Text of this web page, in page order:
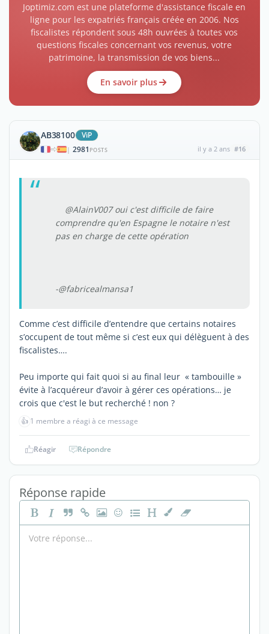
Joptimiz.com est une plateforme d'assistance fiscale en
ligne pour les expatriés français créée en 2006. Nos
fiscalistes répondent sous 48h ouvrées à toutes vos
questions fiscales concernant vos revenus, votre
patrimoine, la transmission de vos biens...
En savoir plus
AB38100 ViP
| 2981 POSTS il y a 2 ans #16
@AlainV007 oui c'est difficile de faire
comprendre qu'en Espagne le notaire n'est
pas en charge de cette opération
-@fabricealmansa1
Comme c’est difficile d’entendre que certains notaires
s’occupent de tout même si c’est eux qui délèguent à des
fiscalistes….
Peu importe qui fait quoi si au final leur « tambouille »
évite à l’acquéreur d’avoir à gérer ces opérations… je
crois que c'est le but recherché ! non ?
👍 1 membre a réagi à ce message
Réagir Répondre
Réponse rapide